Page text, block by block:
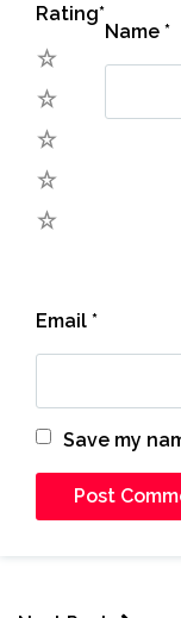
Rating*
Name *
Email *
Save my